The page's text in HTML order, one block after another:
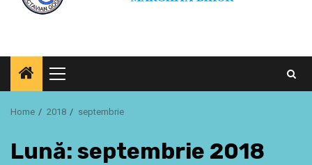
Primary
Menu
Home 2018 septembrie
Lună: septembrie 2018